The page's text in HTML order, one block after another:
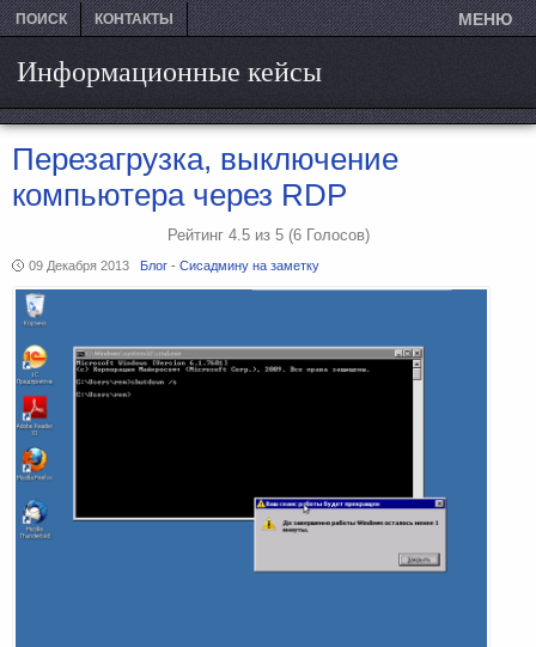
ПОИСК КОНТАКТЫ МЕНЮ
Информационные кейсы
Перезагрузка, выключение
компьютера через RDP
Рейтинг 4.5 из 5 (6 Голосов)
09 Декабря 2013 Блог - Сисадмину на заметку